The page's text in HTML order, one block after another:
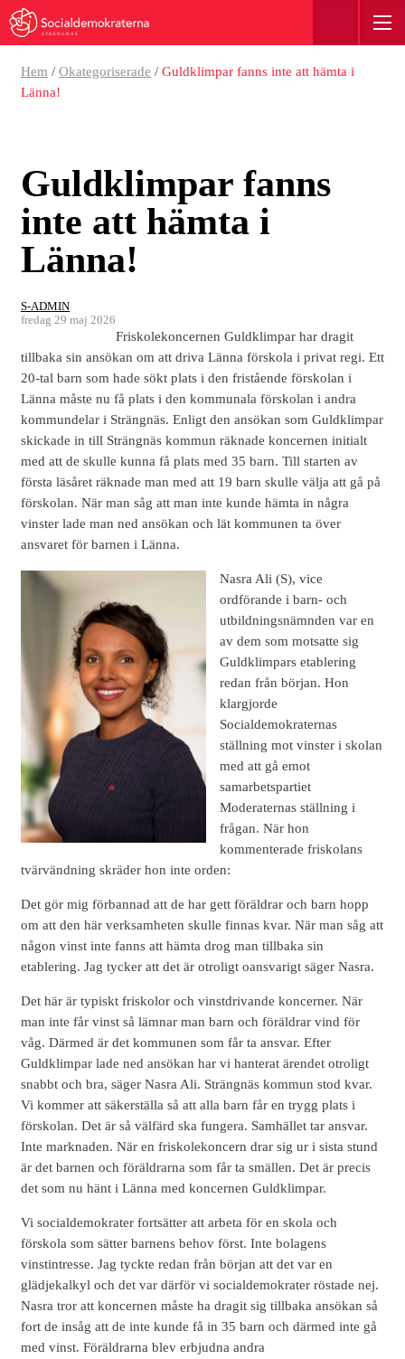
STRÄNGNÄS
Hem / Okategoriserade / Guldklimpar fanns inte att hämta i
Länna!
Guldklimpar fanns
inte att hämta i
Länna!
S-ADMIN
fredag 29 maj 2026
Friskolekoncernen Guldklimpar har dragit
tillbaka sin ansökan om att driva Länna förskola i privat regi. Ett
20-tal barn som hade sökt plats i den fristående förskolan i
Länna måste nu få plats i den kommunala förskolan i andra
kommundelar i Strängnäs. Enligt den ansökan som Guldklimpar
skickade in till Strängnäs kommun räknade koncernen initialt
med att de skulle kunna få plats med 35 barn. Till starten av
första läsåret räknade man med att 19 barn skulle välja att gå på
förskolan. När man såg att man inte kunde hämta in några
vinster lade man ned ansökan och lät kommunen ta över
ansvaret för barnen i Länna.
Nasra Ali (S), vice
ordförande i barn- och
utbildningsnämnden var en
av dem som motsatte sig
Guldklimpars etablering
redan från början. Hon
klargjorde
Socialdemokraternas
ställning mot vinster i skolan
med att gå emot
samarbetspartiet
Moderaternas ställning i
frågan. När hon
kommenterade friskolans
tvärvändning skräder hon inte orden:
Det gör mig förbannad att de har gett föräldrar och barn hopp
om att den här verksamheten skulle finnas kvar. När man såg att
någon vinst inte fanns att hämta drog man tillbaka sin
etablering. Jag tycker att det är otroligt oansvarigt säger Nasra.
Det här är typiskt friskolor och vinstdrivande koncerner. När
man inte får vinst så lämnar man barn och föräldrar vind för
våg. Därmed är det kommunen som får ta ansvar. Efter
Guldklimpar lade ned ansökan har vi hanterat ärendet otroligt
snabbt och bra, säger Nasra Ali. Strängnäs kommun stod kvar.
Vi kommer att säkerställa så att alla barn får en trygg plats i
förskolan. Det är så välfärd ska fungera. Samhället tar ansvar.
Inte marknaden. När en friskolekoncern drar sig ur i sista stund
är det barnen och föräldrarna som får ta smällen. Det är precis
det som nu hänt i Länna med koncernen Guldklimpar.
Vi socialdemokrater fortsätter att arbeta för en skola och
förskola som sätter barnens behov först. Inte bolagens
vinstintresse. Jag tyckte redan från början att det var en
glädjekalkyl och det var därför vi socialdemokrater röstade nej.
Nasra tror att koncernen måste ha dragit sig tillbaka ansökan så
fort de insåg att de inte kunde få in 35 barn och därmed inte gå
med vinst. Föräldrarna blev erbjudna andra